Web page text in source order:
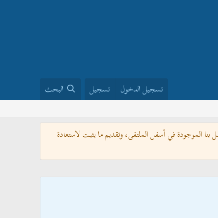
تسجيل الدخول تسجيل البحث
الموجودة في أسفل الملتقى، وتقديم ما يثبت لاستعادة